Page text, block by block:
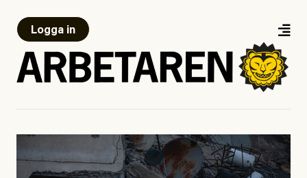
Logga in